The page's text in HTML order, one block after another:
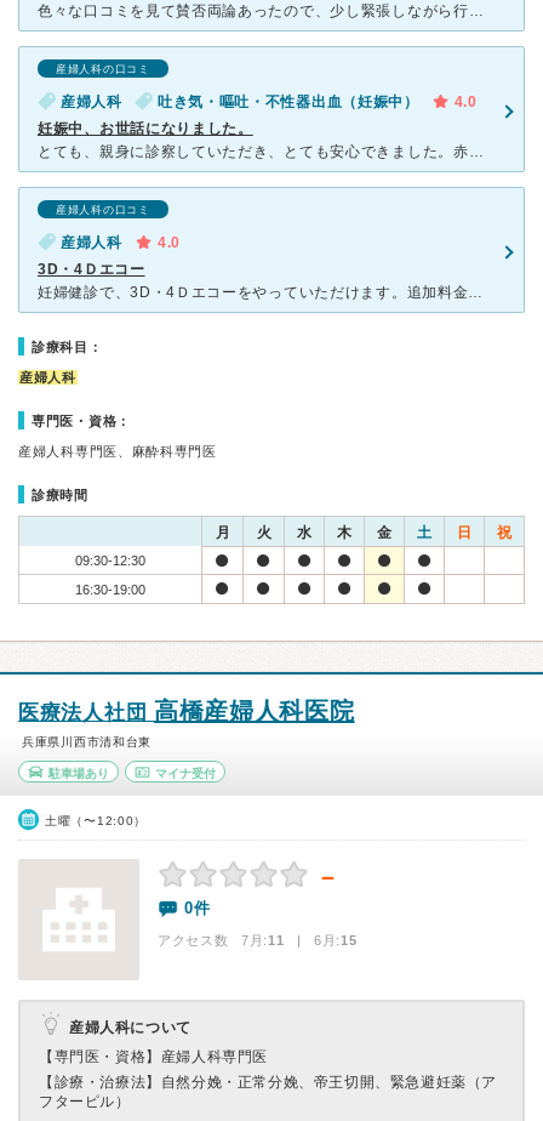
色々な口コミを見て賛否両論あったので、少し緊張しながら行きましたが、先生も看護師さんも優しくて良い意味で拍子抜けしました。 初診はWEB予約が出来るので、予約時間10分前に着き問診票を書いて待ってい
産婦人科の口コミ
産婦人科 吐き気・嘔吐・不性器出血（妊娠中）
4.0
妊娠中、お世話になりました。
とても、親身に診察していただき、とても安心できました。赤ちゃんのエコーも丁寧でした。悪阻でしんどい時期も、親身な対応をしてくださいました。出産はできないので別の病院へ紹介状を書いてもらいました。出産す
産婦人科の口コミ
産婦人科
4.0
3D・4Ｄエコー
妊婦健診で、3D・4Ｄエコーをやっていただけます。追加料金等は特に請求されず、基本的には補助チケット内で診ていただけます。(検査内容によっては自己負担もあります。) スクリーニングも健診内で実施して
診療科目：
産婦人科
専門医・資格：
産婦人科専門医、麻酔科専門医
診療時間
月 火 水 木 金 土 日 祝
09:30-12:30
16:30-19:00
医療法人社団 高橋産婦人科医院
兵庫県川西市清和台東
駐車場あり マイナ受付
土曜（〜12:00）
－
0件
アクセス数 7月:11 | 6月:15
産婦人科について
【専門医・資格】 産婦人科専門医
【診療・治療法】 自然分娩・正常分娩、帝王切開、緊急避妊薬（ア
フターピル）